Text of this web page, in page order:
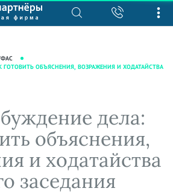
дел
ГОТОВИТЬ ОБЪЯСНЕНИЯ, ВОЗРАЖЕНИЯ И ХОДАТАЙСТВА
дела:
объяснения,
и ходатайства
заседания